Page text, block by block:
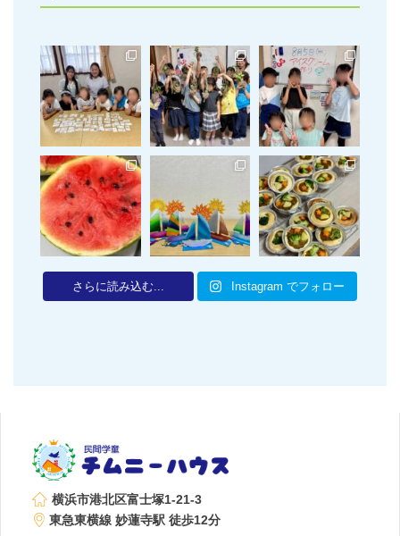
さらに読み込む... Instagram でフォロー
横浜市港北区富士塚1-21-3
東急東横線 妙蓮寺駅 徒歩12分